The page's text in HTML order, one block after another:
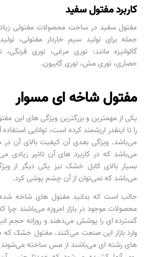
کاربرد مفتول سفید
مفتول سفید در ساخت محصولات مفتولی
جمله برای تولید سیم خاردار مفتولی،
گالوانیزه مانند: توری مرغی، توری
حصاری، توری مش، توری گابیون.
مفتول شاخه ای مسوار
یکی از مهمترین و بزرگترین ویژگی های این
را تا اینقدر ارزشمند کرده است، توانایی
می‌باشد. ویژگی بعدی آن کیفیت بالای آن
می‌باشد که در کاربرد های آن تاثیر زیادی
بسیار بالای کابل خشک نیز یکی دیگر از
می‌باشد که نمی‌توان از آن چشم پوشی کرد.
جالب است که بدانید مفتول های شاخه شده
محصولات موجود در بازار امروزه می‌باشند چرا
گسترده ای را پوشش می‌دهند و روزانه حجم
وارد بازار این صنعت می‌کنند. مفتول خشک که
های رشته ای می‌باشند از مس ساخته